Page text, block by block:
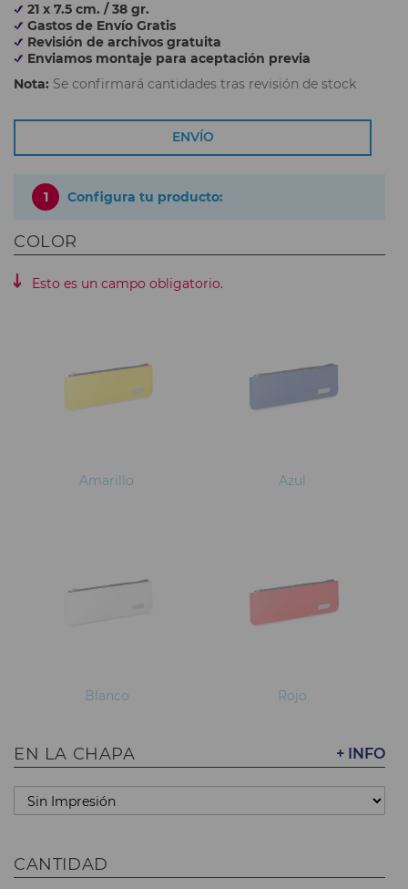
21 x 7.5 cm. / 38 gr.
Gastos de Envío Gratis
Revisión de archivos gratuita
Enviamos montaje para aceptación previa
Nota: Se confirmará cantidades tras revisión de stock
ENVÍO
1 Configura tu producto:
COLOR
Esto es un campo obligatorio.
Amarillo Azul
Blanco Rojo
+ INFO
EN LA CHAPA
CANTIDAD